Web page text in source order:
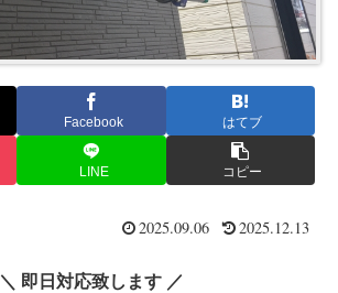
Facebook はてブ
LINE コピー
2025.09.06 2025.12.13
＼ 即日対応致します ／